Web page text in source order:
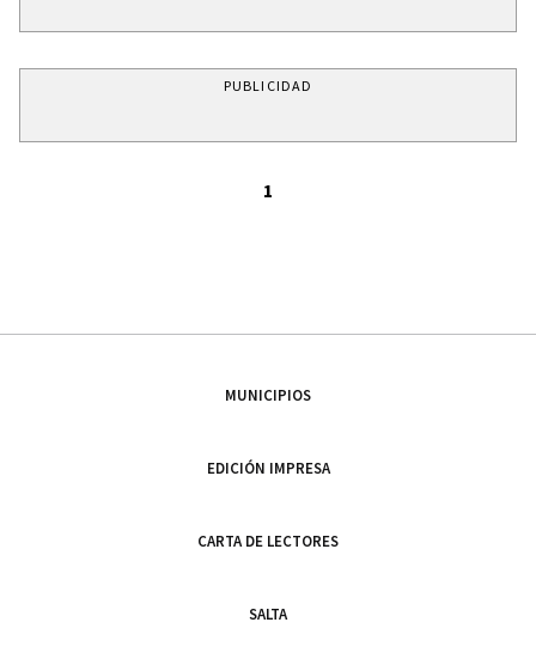
PUBLICIDAD
1
MUNICIPIOS
EDICIÓN IMPRESA
CARTA DE LECTORES
SALTA